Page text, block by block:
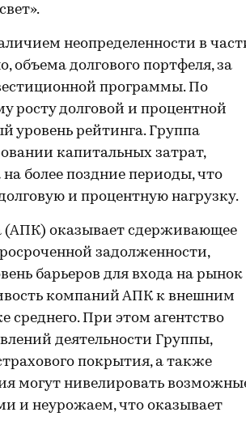
неопределенности в
объема долгового портфеля, за
программы. По
росту долговой и процентной
уровень рейтинга. Группа
капитальных затрат,
более поздние периоды, что
и процентную нагрузку.
(АПК) оказывает сдерживающее
задолженности,
барьеров для входа на рынок
компаний АПК к внешним
среднего. При этом агентство
деятельности Группы,
покрытия, а также
могут нивелировать
и неурожаем, что оказывает